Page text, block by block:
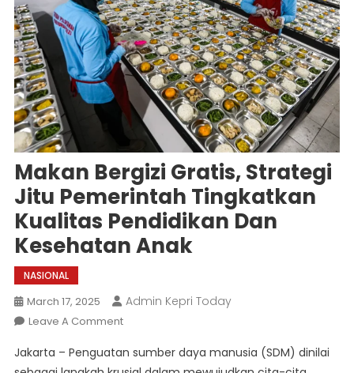
Makan Bergizi Gratis, Strategi
Jitu Pemerintah Tingkatkan
Kualitas Pendidikan Dan
Kesehatan Anak
NASIONAL
March 17, 2025 Admin Kepri Today
Leave A CommentOn
Bergizi
Jakarta – Penguatan sumber daya manusia (SDM) dinilai